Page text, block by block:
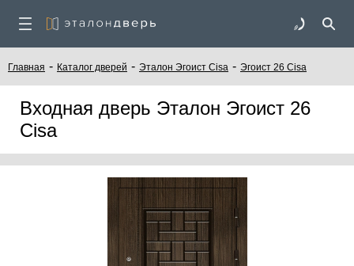
Главная - Каталог дверей - Эталон Эгоист Cisa - Эгоист 26 Cisa
Входная дверь Эталон Эгоист 26
Cisa